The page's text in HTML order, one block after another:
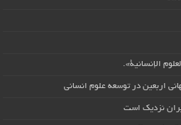
الإنسانية».
اربعین در توسعه علوم انسانی
نزدیک است